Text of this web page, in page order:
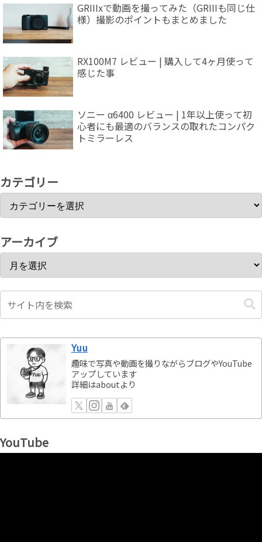
GRIIIxで動画を撮ってみた（GRIIIも同じ仕
様）撮影のポイントもまとめました
RX100M7 レビュー | 購入して4ヶ月使って
感じた事
ソニー α6400 レビュー | 1年以上使って初
心者にも最適のバランスの取れたコンパク
トミラーレス
カテゴリー
アーカイブ
Yuu
趣味で写真や動画を撮りながらブログやYouTube
アップしています
詳細はaboutより
YouTube